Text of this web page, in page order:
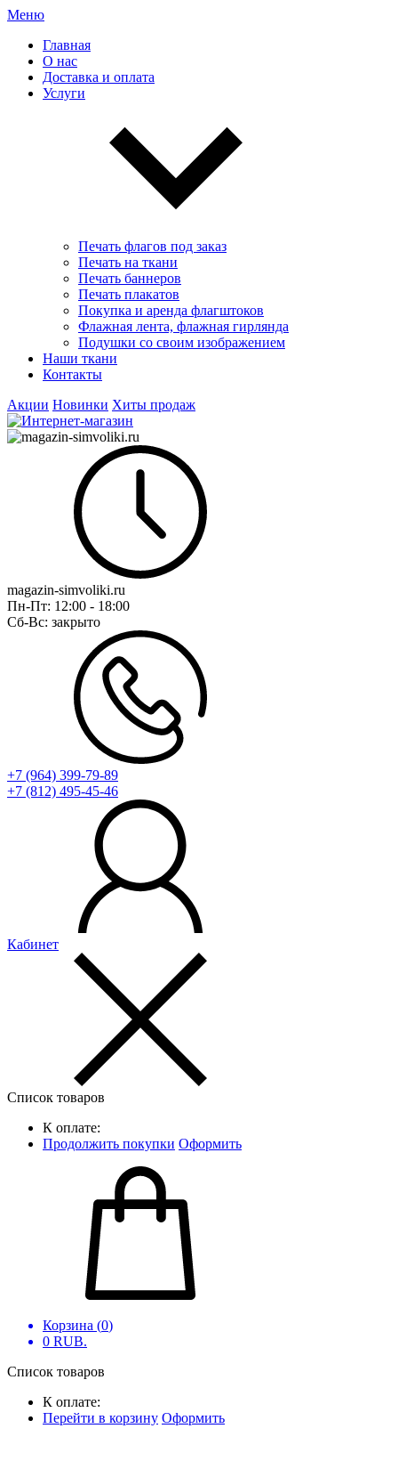
Меню
Главная
О нас
Доставка и оплата
Услуги
Печать флагов под заказ
Печать на ткани
Печать баннеров
Печать плакатов
Покупка и аренда флагштоков
Флажная лента, флажная гирлянда
Подушки со своим изображением
Наши ткани
Контакты
Акции Новинки Хиты продаж
magazin-simvoliki.ru
Пн-Пт: 12:00 - 18:00
Сб-Вс: закрыто
+7 (964) 399-79-89
+7 (812) 495-45-46
Кабинет
Список товаров
К оплате:
Продолжить покупки Оформить
Корзина (0)
0 RUB.
Список товаров
К оплате:
Перейти в корзину Оформить